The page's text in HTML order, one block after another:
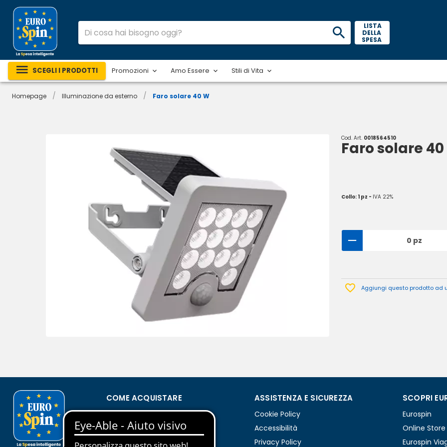
LISTA
DELLA
SPESA
SCEGLI I PRODOTTI Promozioni Amo Essere Stili di Vita
Homepage / Illuminazione da esterno / Faro solare 40 W
Cod. Art. 0018564510
Faro solare 40
Collo: 1 pz - IVA 22%
0 pz
Aggiungi questo prodotto ad
COME ACQUISTARE
Condizioni di vendita
Privacy Policy
ASSISTENZA E SICUREZZA
Cookie Policy
Accessibilità
Privacy Policy
SCOPRI
Eurospin
Online Store
Eurospin